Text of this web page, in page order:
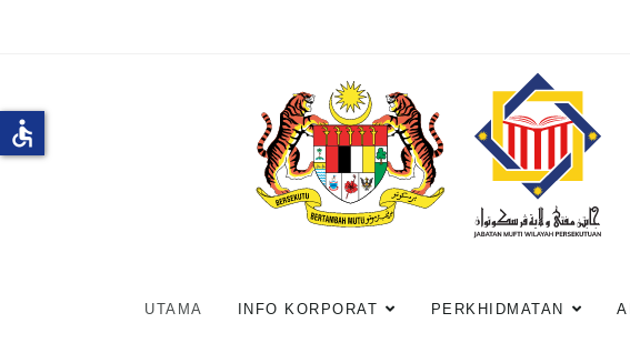
UTAMA INFO KORPORAT PERKHIDMATAN
accessible